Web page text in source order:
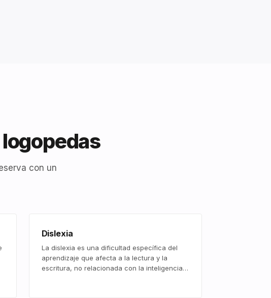
con un
Dislexia
La dislexia es una dificultad específica del
aprendizaje que afecta a la lectura y la
escritura, no relacionada con la inteligencia…